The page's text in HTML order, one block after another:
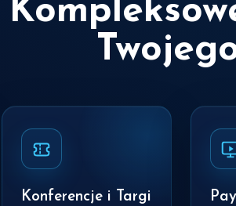
Konferencje i Targi